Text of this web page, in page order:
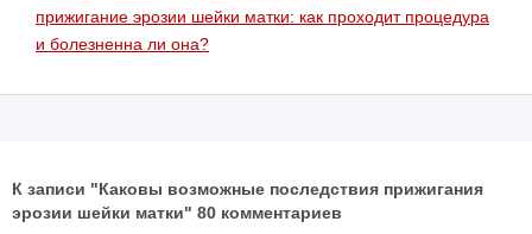
прижигание эрозии шейки матки: как проходит процедура
и болезненна ли она?
К записи "Каковы возможные последствия прижигания
эрозии шейки матки" 80 комментариев